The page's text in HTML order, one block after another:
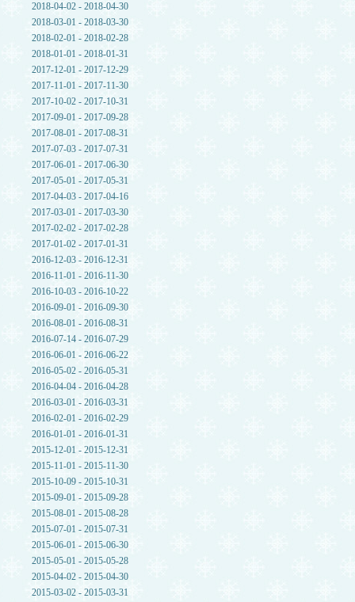
2018-04-02 - 2018-04-30
2018-03-01 - 2018-03-30
2018-02-01 - 2018-02-28
2018-01-01 - 2018-01-31
2017-12-01 - 2017-12-29
2017-11-01 - 2017-11-30
2017-10-02 - 2017-10-31
2017-09-01 - 2017-09-28
2017-08-01 - 2017-08-31
2017-07-03 - 2017-07-31
2017-06-01 - 2017-06-30
2017-05-01 - 2017-05-31
2017-04-03 - 2017-04-16
2017-03-01 - 2017-03-30
2017-02-02 - 2017-02-28
2017-01-02 - 2017-01-31
2016-12-03 - 2016-12-31
2016-11-01 - 2016-11-30
2016-10-03 - 2016-10-22
2016-09-01 - 2016-09-30
2016-08-01 - 2016-08-31
2016-07-14 - 2016-07-29
2016-06-01 - 2016-06-22
2016-05-02 - 2016-05-31
2016-04-04 - 2016-04-28
2016-03-01 - 2016-03-31
2016-02-01 - 2016-02-29
2016-01-01 - 2016-01-31
2015-12-01 - 2015-12-31
2015-11-01 - 2015-11-30
2015-10-09 - 2015-10-31
2015-09-01 - 2015-09-28
2015-08-01 - 2015-08-28
2015-07-01 - 2015-07-31
2015-06-01 - 2015-06-30
2015-05-01 - 2015-05-28
2015-04-02 - 2015-04-30
2015-03-02 - 2015-03-31